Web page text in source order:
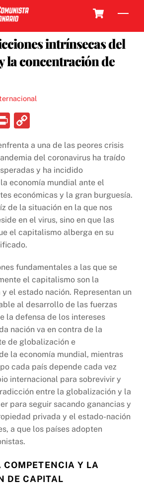
intrínsecas del
la concentración de
P
nt p
y
Li
n
k
a una de las peores crisis
del coronavirus ha traído
y ha incidido
economía mundial ante el
económicas y la gran burguesía.
de la situación en la que nos
en el virus, sino en que las
el capitalismo alberga en su
fundamentales a las que se
el capitalismo son la
el estado nación. Representan un
al desarrollo de las fuerzas
la defensa de los intereses
nación va en contra de la
de globalización e
la economía mundial, mientras
cada país depende cada vez
internacional para sobrevivir y
entre la globalización y la
para seguir sacando ganancias y
privada y el estado-nación
a que los países adopten
COMPETENCIA Y LA
DE CAPITAL